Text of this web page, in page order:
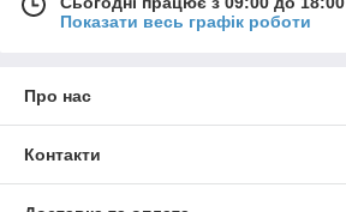
Показати весь графік роботи
Про нас
Контакти